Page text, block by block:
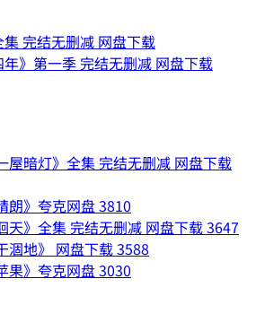
集 完结无删减 网盘下载
年》第一季 完结无删减 网盘下载
屋暗灯》全集 完结无删减 网盘下载
朗》夸克网盘3810
天》全集 完结无删减 网盘下载3647
涸地》 网盘下载3588
果》夸克网盘3030